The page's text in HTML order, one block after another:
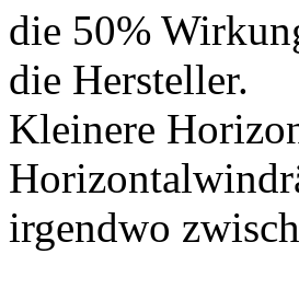
die 50%
die Hersteller.
Kleinere
irgendwo